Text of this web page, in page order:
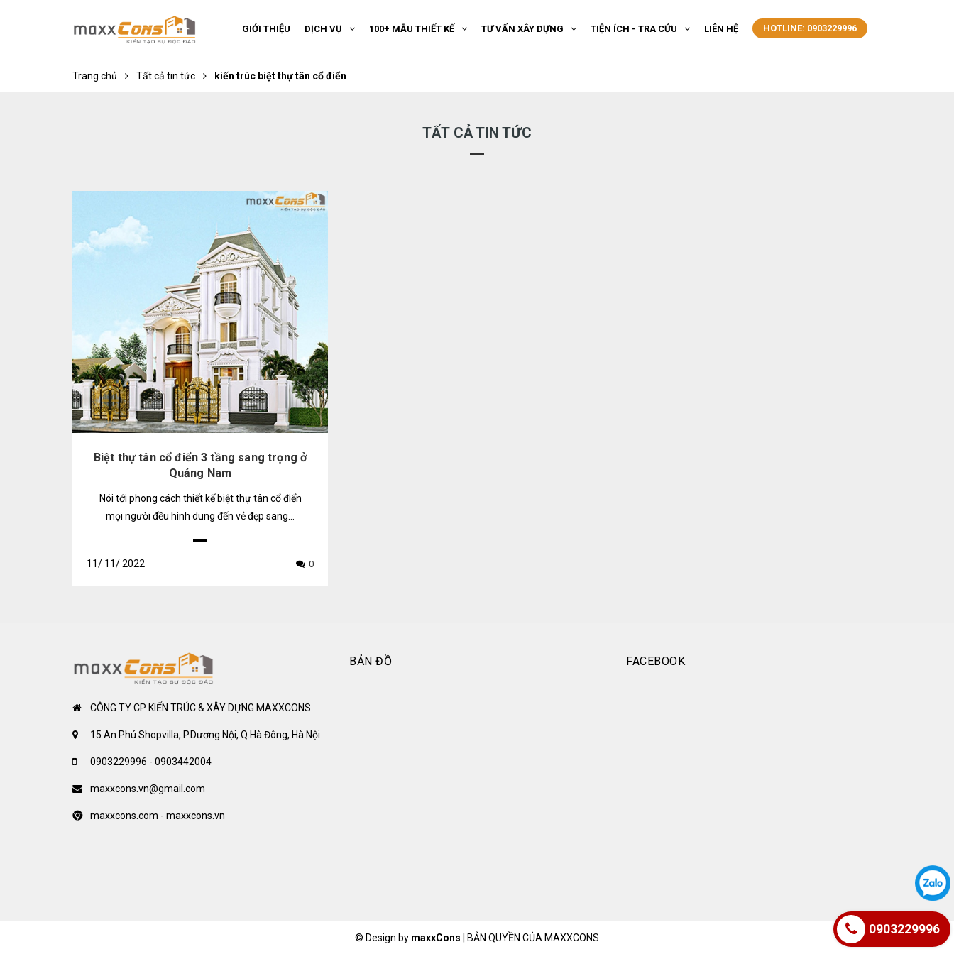
HOTLINE: 0903229996
GIỚI THIỆU DỊCH VỤ 100+ MẪU THIẾT KẾ TƯ VẤN XÂY DỰNG TIỆN ÍCH - TRA CỨU LIÊN HỆ
Trang chủ Tất cả tin tức kiến trúc biệt thự tân cổ điển
TẤT CẢ TIN TỨC
Biệt thự tân cổ điển 3 tầng sang trọng ở
Quảng Nam
Nói tới phong cách thiết kế biệt thự tân cổ điển
mọi người đều hình dung đến vẻ đẹp sang...
11/ 11/2022 0
CÔNG TY CP KIẾN TRÚC & XÂY DỰNG MAXXCONS
15 An Phú Shopvilla, P.Dương Nội, Q.Hà Đông, Hà Nội
0903229996 - 0903442004
maxxcons.vn@gmail.com
maxxcons.com - maxxcons.vn
BẢN ĐỒ FACEBOOK
© Design by maxxCons | BẢN QUYỀN CỦA MAXXCONS
0903229996